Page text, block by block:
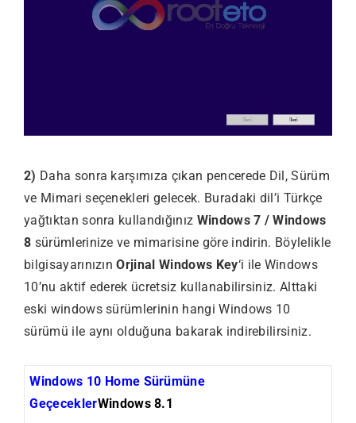
2) Daha sonra karşımıza çıkan pencerede Dil, Sürüm
ve Mimari seçenekleri gelecek. Buradaki dil’i Türkçe
yağtıktan sonra kullandığınız Windows 7 / Windows
8 sürümlerinize ve mimarisine göre indirin. Böylelikle
bilgisayarınızınOrjinal Windows Key‘i ile Windows
10’nu aktif ederek ücretsiz kullanabilirsiniz. Alttaki
eski windows sürümlerinin hangi Windows 10
sürümü ile aynı olduğuna bakarak indirebilirsiniz.
Windows 10 Home Sürümüne
GeçeceklerWindows 8.1